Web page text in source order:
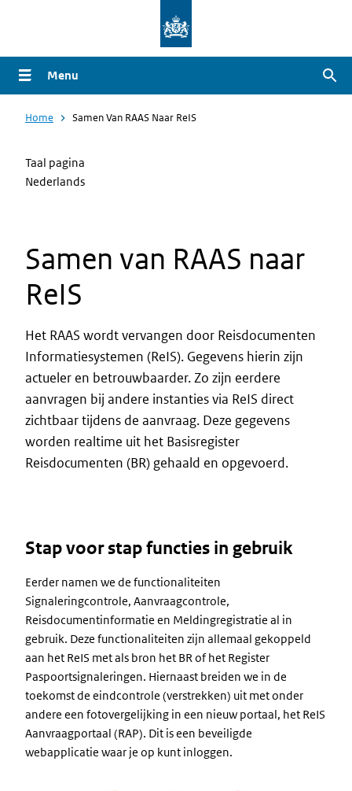
naar
de
gaan
Menu
Home Samen Van RAAS Naar ReIS
Taal pagina
Nederlands
Samen van RAAS naar
ReIS
Het RAAS wordt vervangen door Reisdocumenten
Informatiesystemen (ReIS). Gegevens hierin zijn
actueler en betrouwbaarder. Zo zijn eerdere
aanvragen bij andere instanties via ReIS direct
zichtbaar tijdens de aanvraag. Deze gegevens
worden realtime uit het Basisregister
Reisdocumenten (BR) gehaald en opgevoerd.
Stap voor stap functies in gebruik
Eerder namen we de functionaliteiten
Signaleringcontrole, Aanvraagcontrole,
Reisdocumentinformatie en Meldingregistratie al in
gebruik. Deze functionaliteiten zijn allemaal gekoppeld
aan het ReIS met als bron het BR of het Register
Paspoortsignaleringen. Hiernaast breiden we in de
toekomst de eindcontrole (verstrekken) uit met onder
andere een fotovergelijking in een nieuw portaal, het ReIS
Aanvraagportaal (RAP). Dit is een beveiligde
webapplicatie waar je op kunt inloggen.